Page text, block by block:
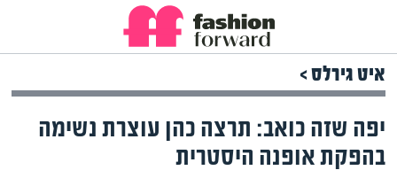
איט גירלס >
יפה שזה כואב: תרצה כהן עוצרת נשימה
בהפקת אופנה היסטרית